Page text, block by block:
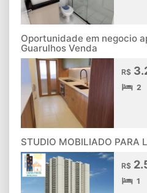
Oportunidade em negocio
Guarulhos Venda
R$
2
STUDIO MOBILIADO PARA
R$
1